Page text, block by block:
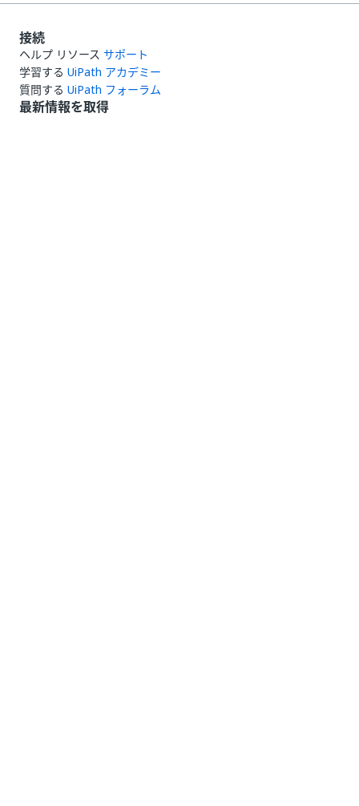
接続
ヘルプ リソース サポート
学習する UiPath アカデミー
質問する UiPath フォーラム
最新情報を取得